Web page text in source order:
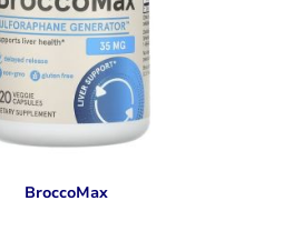
BroccoMax